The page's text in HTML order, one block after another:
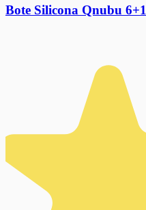
Bote Silicona Qnubu